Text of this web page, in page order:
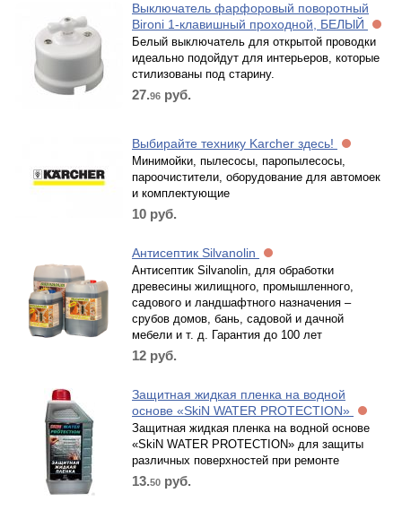
Выключатель фарфоровый поворотный
Bironi 1-клавишный проходной, БЕЛЫЙ
Белый выключатель для открытой проводки
идеально подойдут для интерьеров, которые
стилизованы под старину.
27.96 руб.
Выбирайте технику Karcher здесь!
Минимойки, пылесосы, паропылесосы,
пароочистители, оборудование для автомоек
и комплектующие
10 руб.
Антисептик Silvanolin
Антисептик Silvanolin, для обработки
древесины жилищного, промышленного,
садового и ландшафтного назначения –
срубов домов, бань, садовой и дачной
мебели и т. д. Гарантия до 100 лет
12 руб.
Защитная жидкая пленка на водной
основе «SkiN WATER PROTECTION»
Защитная жидкая пленка на водной основе
«SkiN WATER PROTECTION» для защиты
различных поверхностей при ремонте
13.50 руб.